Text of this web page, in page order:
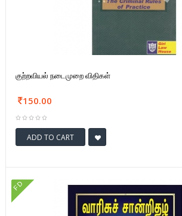
குற்றவியல் நடைமுறை விதிகள்
150.00
ADD TO CART
FD